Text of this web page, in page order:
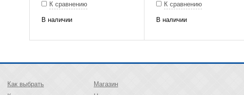
К сравнению
В наличии
К сравнению
В наличии
Как выбрать
Магазин